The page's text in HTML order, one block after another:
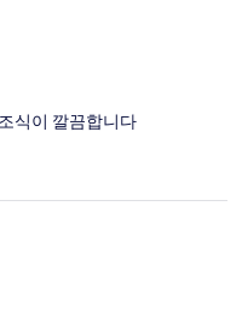
식이 깔끔합니다